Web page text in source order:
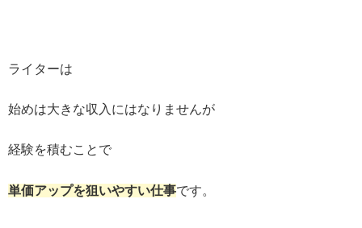
ライターは
始めは大きな収入にはなりませんが
経験を積むことで
単価アップを狙いやすい仕事です。